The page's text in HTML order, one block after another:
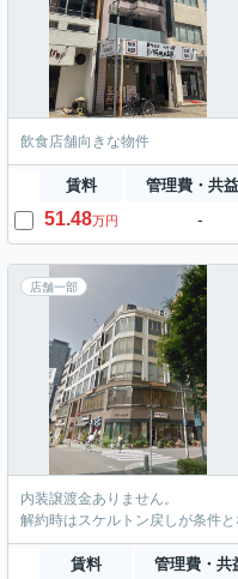
飲食店舗向きな物件
賃料 管理費・共
51.48万円 -
店舗一部
内装譲渡金ありません。
解約時はスケルトン戻しが条件と
賃料 管理費・共